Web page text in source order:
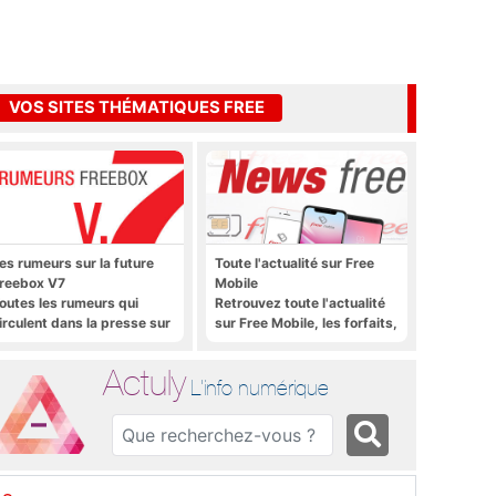
VOS SITES THÉMATIQUES FREE
rumeurs sur la future
V7
les rumeurs qui
dans la presse sur
Toute l'actualité sur Free
Mobile
Retrouvez toute l'actualité
sur Free Mobile, les forfaits,
bien plus encore
Actuly L'info numérique